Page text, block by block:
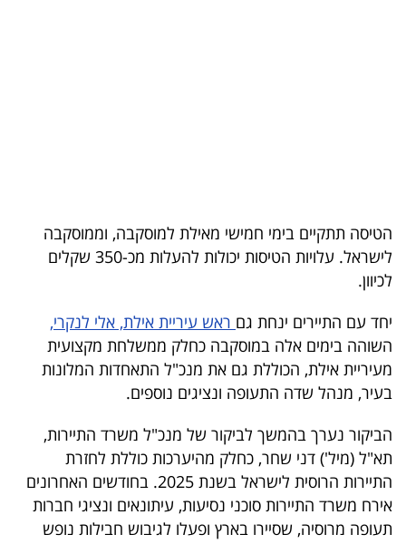
תיירות
TOP-
המילון
הכלכלי
40
UNDER
40
הטיסה תתקיים בימי חמישי מאילת למוסקבה, וממוסקבה
לישראל. עלויות הטיסות יכולות להעלות מכ-350 שקלים
לכיוון.
יחד עם התיירים ינחת גם ראש עיריית אילת, אלי לנקרי,
השוהה בימים אלה במוסקבה כחלק ממשלחת מקצועית
מעיריית אילת, הכוללת גם את מנכ"ל התאחדות המלונות
בעיר, מנהל שדה התעופה ונציגים נוספים.
הביקור נערך בהמשך לביקור של מנכ"ל משרד התיירות,
תא"ל (מיל') דני שחר, כחלק מהיערכות כוללת לחזרת
התיירות הרוסית לישראל בשנת 2025. בחודשים האחרונים
אירח משרד התיירות סוכני נסיעות, עיתונאים ונציגי חברות
תעופה מרוסיה, שסיירו בארץ ופעלו לגיבוש חבילות נופש